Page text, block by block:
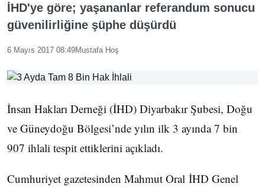
İHD'ye göre; yaşananlar referandum sonucu
güvenilirliğine şüphe düşürdü
6 Mayıs 2017 08:49Mustafa Hoş
İnsan Hakları Derneği (İHD) Diyarbakır Şubesi, Doğu
ve Güneydoğu Bölgesi’nde yılın ilk 3 ayında 7 bin
907 ihlali tespit ettiklerini açıkladı.
Cumhuriyet gazetesinden Mahmut Oral İHD Genel